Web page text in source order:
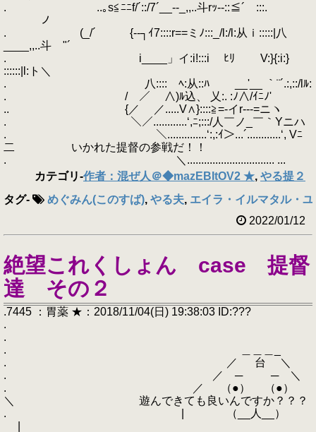
. ..｡s≦ﾆﾆf/´::/7´__--_,,..斗rｯ--::≦´￣:::.￣
ノ
. (_/´￣￣ {‐‐┐ｲ7::::r==ミﾉ:::_/l:/l:从ｉ:::::|八
____,,..斗 "´
. i____」イ:i!:::iゝ ﾋﾘ V:}{:i:}
::::::|l:ト＼
. 八:::: ﾍ:从::ﾊ __'__ ｀¨´.:,::/lﾙ:
. / ／ ∧)ﾙ込、 乂:. :ﾉ∧/ｲﾆﾉ'
.. {／ ／.....V∧}::::≧=-イr‐‐‐=ニヽ
. ＼／............‘,ﾆ;:::/人￣ノ_￣｀Yニハ
. ＼..............‘:,:ｲ＞...´............‘, Vﾆ
二 いかれた提督の参戦だ！！
. ＼............................... ...
カテゴリ-作者：混ぜ人＠◆mazEBItOV2 ★, やる提２
タグ- めぐみん(このすば), やる夫, エイラ・イルマタル・
2022/01/12
絶望これくしょん case 提督
達 その２
.7445 ：胃薬 ★：2018/11/04(日) 19:38:03 ID:???
.
.
. ＿＿＿_
. ／ 台 ＼
. ／ ─ ─ ＼
. ／ （●） （●）
＼ 遊んできても良いんですか？？？
. | （__人__）